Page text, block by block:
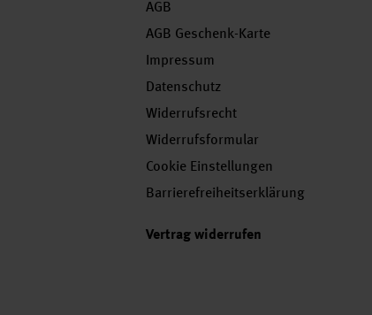
AGB
AGB Geschenk-Karte
Impressum
Datenschutz
Widerrufsrecht
Widerrufsformular
Cookie Einstellungen
Barrierefreiheitserklärung
Vertrag widerrufen